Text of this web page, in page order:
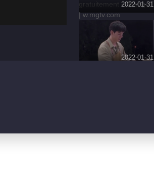
2022-01-31
2022-01-31